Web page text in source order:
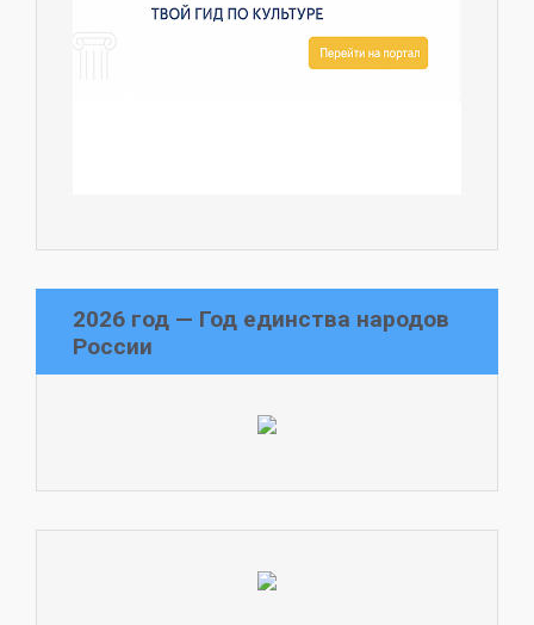
2026 год — Год единства народов
России